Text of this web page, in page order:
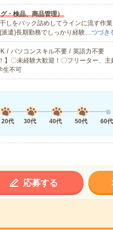
・検品、商品管理）
しをパック詰めしてラインに流す作
遣)長期勤務でしっかり経験… つづき
/ パソコンスキル不要 / 英語力不要
】〇未経験大歓迎！〇フリーター
生不可
20代
30代 40代 50代 60代
応募する